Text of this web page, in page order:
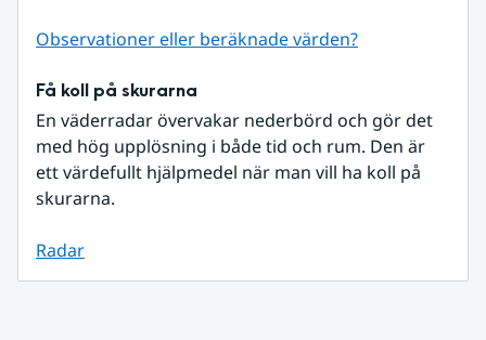
Observationer eller beräknade värden?
Få koll på skurarna
En väderradar övervakar nederbörd och gör det
med hög upplösning i både tid och rum. Den är
ett värdefullt hjälpmedel när man vill ha koll på
skurarna.
Radar